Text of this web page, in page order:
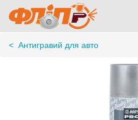
< Антигравий для авто